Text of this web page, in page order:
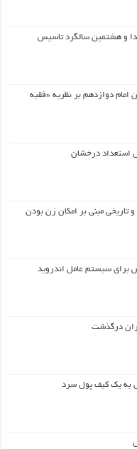
و هشتمین سالگرد تاسیس
دوازدهم بر نظریه «فقیه
استعداد درخشان
تاریخی مبنی بر امکان زن بودن
سیستم عامل اندروید
درگذشت
به یک کیف‌ پول سرد